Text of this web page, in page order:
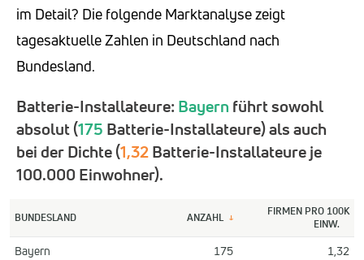
im Detail? Die folgende Marktanalyse zeigt
tagesaktuelle Zahlen in Deutschland nach
Bundesland.
Batterie-Installateure: Bayern führt sowohl
absolut (175 Batterie-Installateure) als auch
bei der Dichte (1,32Batterie-Installateure je
100.000 Einwohner).
BUNDESLAND ANZAHL ↓
FIRMEN PRO 100K
EINW.
Bayern 175
1,32